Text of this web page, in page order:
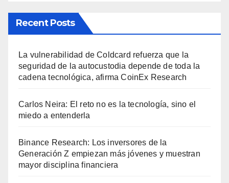
Recent Posts
La vulnerabilidad de Coldcard refuerza que la
seguridad de la autocustodia depende de toda la
cadena tecnológica, afirma CoinEx Research
Carlos Neira: El reto no es la tecnología, sino el
miedo a entenderla
Binance Research: Los inversores de la
Generación Z empiezan más jóvenes y muestran
mayor disciplina financiera